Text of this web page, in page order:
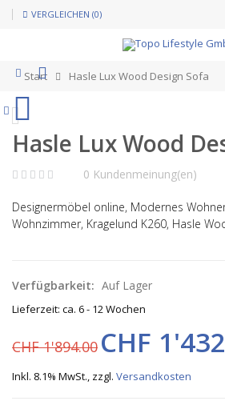
VERGLEICHEN (0)
Start Hasle Lux Wood Design Sofa
Hasle Lux Wood
0 Kundenmeinung(en)
Designermöbel online, Modernes
Wohnzimmer, Kragelund K260, Hasle
Verfügbarkeit: Auf Lager
Lieferzeit: ca. 6 - 12 Wochen
CHF 1'894.00 CHF
Inkl. 8.1% MwSt., zzgl. Versandkosten